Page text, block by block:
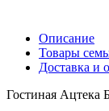
Описание
Товары
Доставка и
Гостиная Ацтека